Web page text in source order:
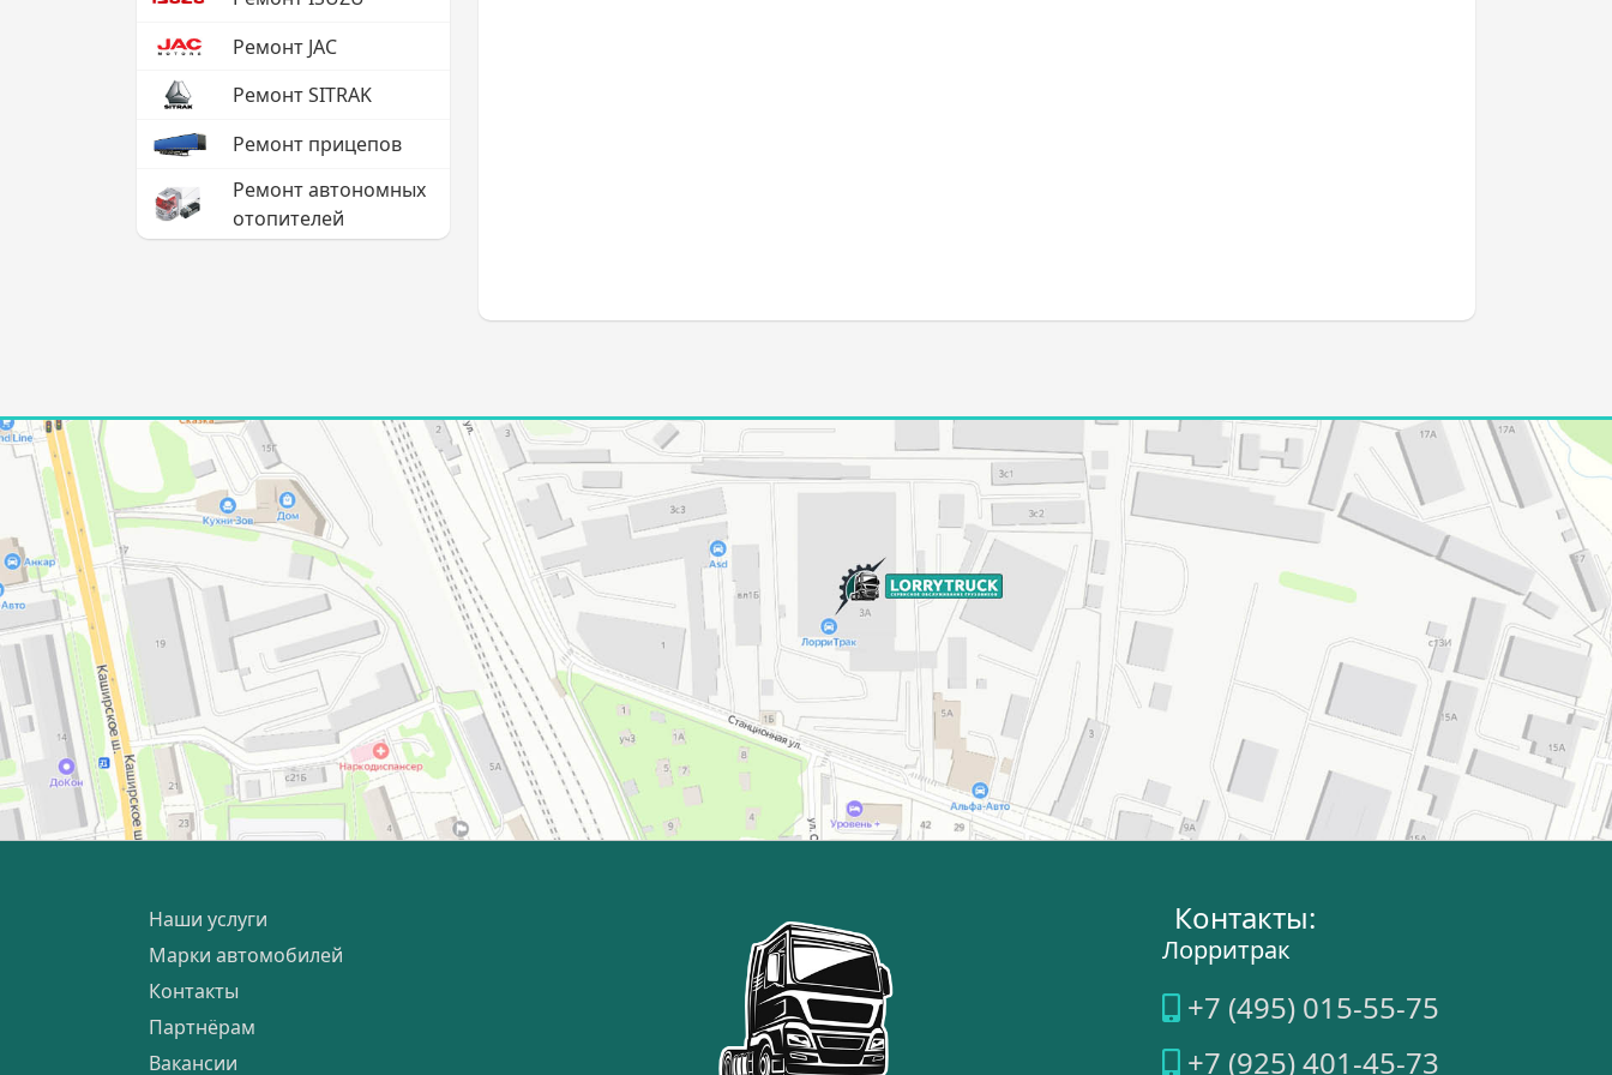
Ремонт JAC
Ремонт SITRAK
Ремонт прицепов
Ремонт автономных
отопителей
Наши услуги
Марки автомобилей
Контакты
Партнёрам
Вакансии
Контакты:
Лорритрак
+7 (495) 015-55-75
+7 (925) 401-45-73